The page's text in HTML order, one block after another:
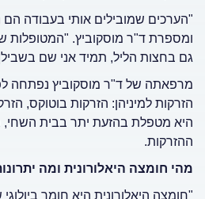
"הערכים שמובילים אותי בעבודה
ומספרת ד"ר מוסקוביץ. "המטופלות
גם בחצות הליל, תמיד אני שם
מרפאתה של ד"ר מוסקוביץ נפתחה
הזרקות למיניהן: הזרקות בוטוקס,
היא מטפלת בהזעת יתר בבית השחי,
ההזרקות.
מהי חומצה היאלורונית ומה
"חומצה היאלורונית היא חומר